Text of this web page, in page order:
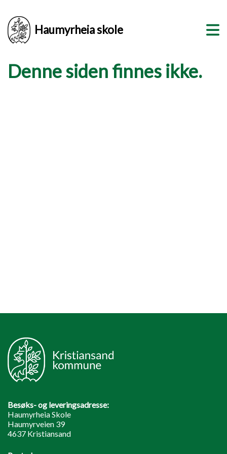
Haumyrheia skole
Denne siden finnes ikke.
Besøks- og leveringsadresse:
Haumyrheia Skole
Haumyrveien 39
4637 Kristiansand